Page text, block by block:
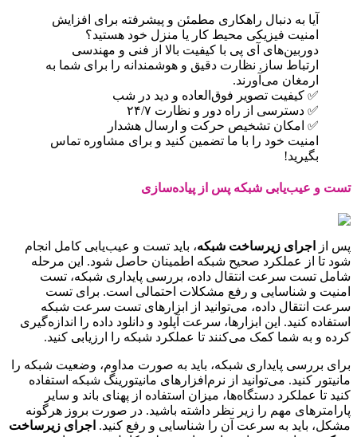
آیا به دنبال راهکاری مطمئن و پیشرفته برای افزایش
امنیت فیزیکی محیط کار یا منزل خود هستید؟
دوربین‌های آی پی با کیفیت بالا از فنی و مهندسی
ارتباط ساز, نظارت دقیق و هوشمندانه را برای شما به
ارمغان می‌آورند.
✅ کیفیت تصویر فوق‌العاده و دید در شب
✅ دسترسی از راه دور و نظارت ۲۴/۷
✅ امکان تشخیص حرکت و ارسال هشدار
امنیت خود را با ما تضمین کنید و برای مشاوره تماس
بگیرید!
تست و عیب‌یابی شبکه پس از پیاده‌سازی
پس از اجرای زیرساخت شبکه، باید تست و عیب‌یابی کامل انجام
شود تا از عملکرد صحیح شبکه اطمینان حاصل شود. این مرحله
شامل تست سرعت انتقال داده، بررسی پایداری شبکه، تست
امنیت و شناسایی و رفع مشکلات احتمالی است. برای تست
سرعت انتقال داده، می‌توانید از ابزارهای تست سرعت شبکه
استفاده کنید. این ابزارها، سرعت آپلود و دانلود داده را اندازه‌گیری
کرده و به شما کمک می‌کنند تا عملکرد شبکه را ارزیابی کنید.
برای بررسی پایداری شبکه، باید به صورت مداوم، وضعیت شبکه را
مانیتور کنید. می‌توانید از نرم‌افزارهای مانیتورینگ شبکه استفاده
کنید تا عملکرد دستگاه‌ها، میزان استفاده از پهنای باند و سایر
پارامترهای مهم را زیر نظر داشته باشید. در صورت بروز هرگونه
مشکل، باید به سرعت آن را شناسایی و رفع کنید. اجرای زیرساخت